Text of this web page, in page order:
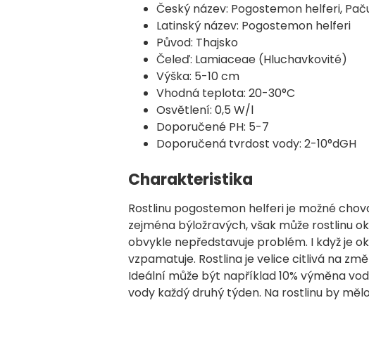
Český název: Pogostemon helferi,
Latinský název: Pogostemon helferi
Původ: Thajsko
Čeleď: Lamiaceae (Hluchavkovité)
Výška: 5-10 cm
Vhodná teplota: 20-30°C
Osvětlení: 0,5 W/l
Doporučené PH: 5-7
Doporučená tvrdost vody: 2-10°dGH
Charakteristika
Rostlinu pogostemon helferi je možné
zejména býložravých, však může rostlinu
obvykle nepředstavuje problém. I když je
vzpamatuje. Rostlina je velice citlivá na
Ideální může být například 10% výměna
vody každý druhý týden. Na rostlinu by